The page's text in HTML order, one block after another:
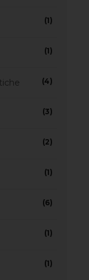
(1)
(1)
(4)
(3)
(2)
(1)
(6)
(1)
(1)